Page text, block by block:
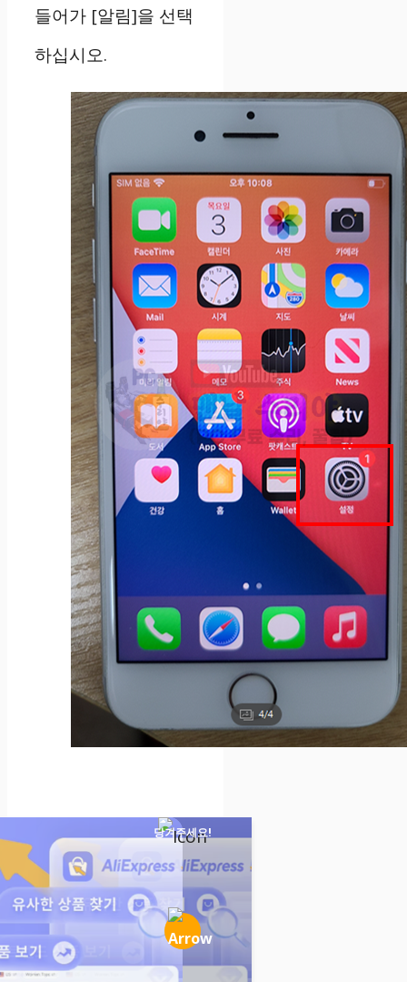
들어가 [알림]을 선택
하십시오.
당겨주세요!